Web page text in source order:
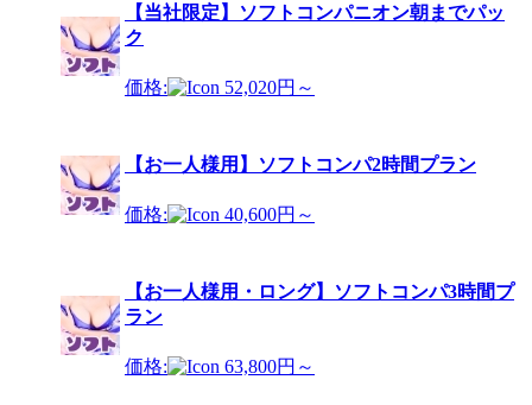
【当社限定】ソフトコンパニオン朝までパッ
ク
価格: 52,020円～
【お一人様用】ソフトコンパ2時間プラン
価格: 40,600円～
【お一人様用・ロング】ソフトコンパ3時間プ
ラン
価格: 63,800円～